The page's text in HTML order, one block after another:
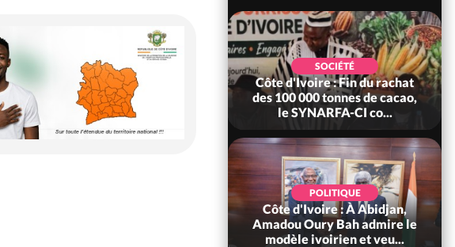
POLITIQUE
Côte d'Ivoire : Fête nationale,
Alassane Ouattara accorde
la grâce à 4 661...
SOCIÉTÉ
Côte d'Ivoire : Fin du rachat
des 100 000 tonnes de cacao,
le SYNARFA-CI co...
POLITIQUE
Côte d'Ivoire : À Abidjan,
Amadou Oury Bah admire le
modèle ivoirien et veu...
de